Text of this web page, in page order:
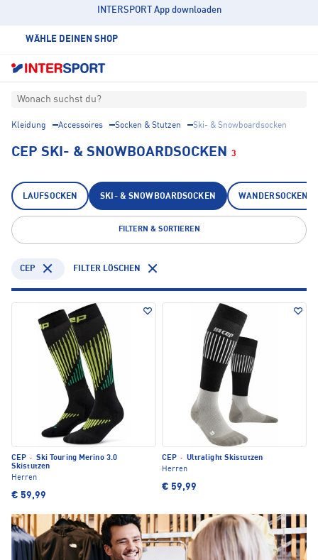
INTERSPORT App downloaden
WÄHLE DEINEN SHOP
Wonach suchst du?
Kleidung Accessoires Socken & Stutzen Ski- & Snowboardsocken
CEP SKI- & SNOWBOARDSOCKEN 3
LAUFSOCKEN SKI- & SNOWBOARDSOCKEN WANDERSOCKEN
FILTERN & SORTIEREN
CEP FILTER LÖSCHEN
CEP · Ski Touring Merino 3.0
Skistutzen
Herren
€ 59,99
CEP · Ultralight Skistutzen
Herren
€ 59,99